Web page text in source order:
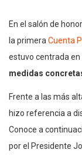
En el salón de
la primera Cuenta
estuvo centrada en
medidas
Frente a las más
hizo referencia a
Conoce a
por el Presidente